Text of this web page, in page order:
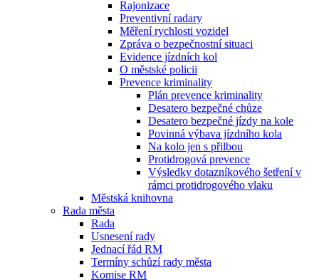
Rajonizace
Preventivní radary
Měření rychlosti vozidel
Zpráva o bezpečnostní situaci
Evidence jízdních kol
O městské policii
Prevence kriminality
Plán prevence kriminality
Desatero bezpečné chůze
Desatero bezpečné jízdy na kole
Povinná výbava jízdního kola
Na kolo jen s přilbou
Protidrogová prevence
Výsledky dotazníkového šetření v
rámci protidrogového vlaku
Městská knihovna
Rada města
Rada
Usnesení rady
Jednací řád RM
Termíny schůzí rady města
Komise RM